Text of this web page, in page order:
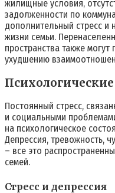
жилищные условия,
задолженности по
дополнительный стресс и
жизни семьи.
пространства также
ухудшению
Постоянный стресс,
и социальными
на психологическое
Депрессия, тревожность,
– все это
семей.
Стресс и депрессия